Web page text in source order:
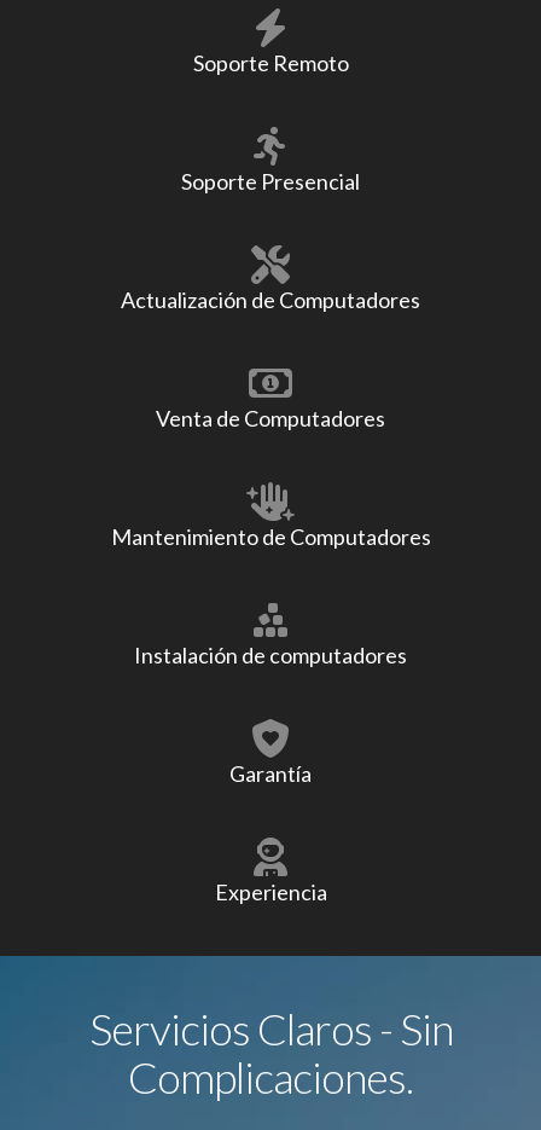
Soporte Remoto
Soporte Presencial
Actualización de Computadores
Venta de Computadores
Mantenimiento de Computadores
Instalación de computadores
Garantía
Experiencia
Servicios Claros - Sin
Complicaciones.